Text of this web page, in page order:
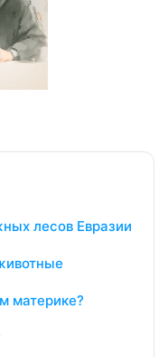
лесов Евразии
материке?